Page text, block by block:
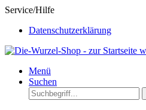
Service/Hilfe
Datenschutzerklärung
Menü
Suchen